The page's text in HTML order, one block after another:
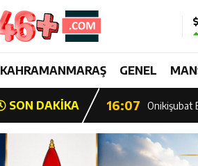
KAHRAMANMARAŞ GENEL
SON DAKİKA
Yedi
16:19 Şehrin İlk
16:07 Onikişubat
15:39 Şehrin İlk